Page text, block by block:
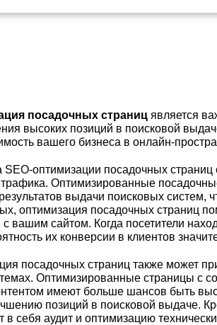
посадочных страниц является
высоких позиций в поисковой
вашего бизнеса в онлайн-
оптимизации посадочных
трафика. Оптимизированные
выдачи поисковых систем,
оптимизация посадочных страниц
с вашим сайтом. Когда посетители
их конверсии в клиентов
посадочных страниц также может
Оптимизированные страницы с
имеют больше шансов быть
позиций в поисковой выдаче.
в себя аудит и оптимизацию